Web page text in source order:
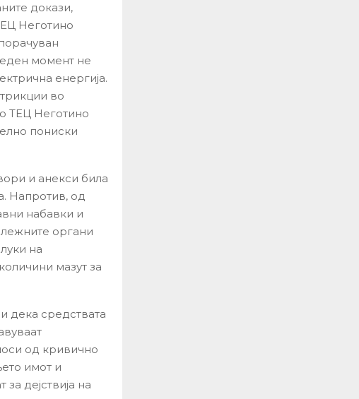
докази,
Неготино
момент не
енергија.
во
ТЕЦ Неготино
пониски
и анекси била
Напротив, од
набавки и
органи
на
мазут за
дека средствата
од кривично
имот и
дејствија на